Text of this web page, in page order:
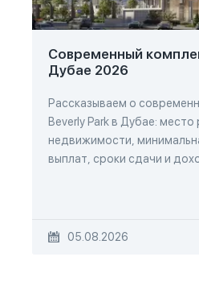
Современный
Дубае 2026
Рассказываем о
Beverly Park в Дубае:
недвижимости,
выплат, сроки сдачи и
05.08.2026